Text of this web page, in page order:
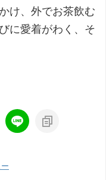
け、外でお茶飲む
に愛着がわく、そ